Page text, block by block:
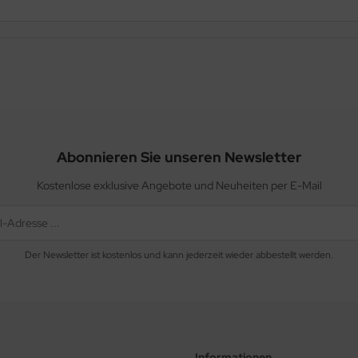
Abonnieren Sie unseren Newsletter
Kostenlose exklusive Angebote und Neuheiten per E-Mail
Der Newsletter ist kostenlos und kann jederzeit wieder abbestellt werden.